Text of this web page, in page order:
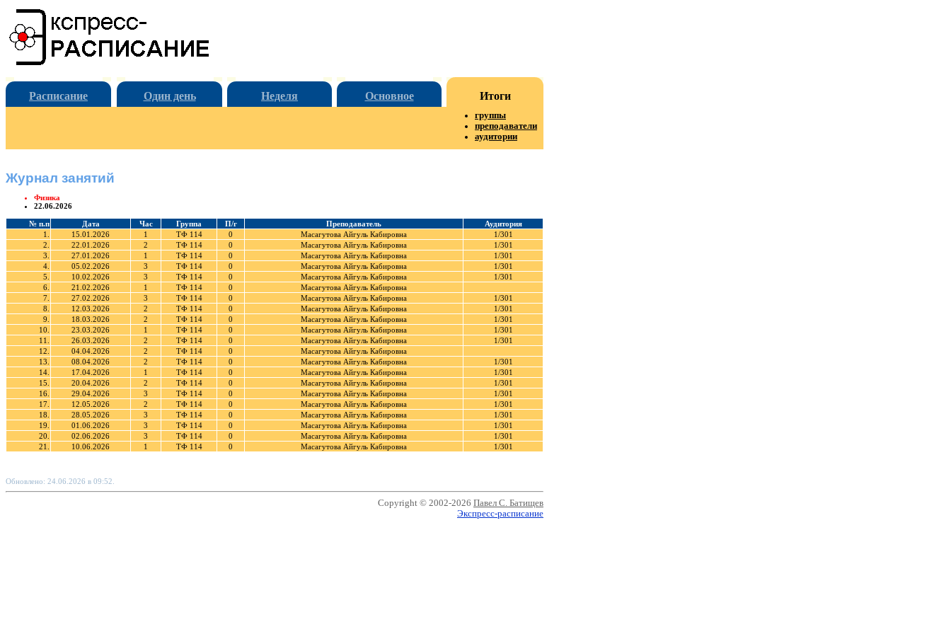
Расписание Один день Неделя Основное Итоги
группы
преподаватели
аудитории
Журнал занятий
Физика
22.06.2026
№ п.п Дата Час Группа П/г Преподаватель
Аудитория
1.
15.01.2026 1 ТФ 114 0 Масагутова Айгуль Кабировна
1/301
2.
22.01.2026 2 ТФ 114 0 Масагутова Айгуль Кабировна
1/301
3.
27.01.2026 1 ТФ 114 0 Масагутова Айгуль Кабировна
1/301
4.
05.02.2026 3 ТФ 114 0 Масагутова Айгуль Кабировна
1/301
5.
10.02.2026 3 ТФ 114 0 Масагутова Айгуль Кабировна
1/301
6.
21.02.2026 1 ТФ 114 0
Масагутова Айгуль Кабировна
7.
27.02.2026 3 ТФ 114 0 Масагутова Айгуль Кабировна
1/301
8.
12.03.2026 2 ТФ 114 0 Масагутова Айгуль Кабировна
1/301
9.
18.03.2026 2 ТФ 114 0 Масагутова Айгуль Кабировна
1/301
10.
23.03.2026 1 ТФ 114 0 Масагутова Айгуль Кабировна
1/301
11.
26.03.2026 2 ТФ 114 0 Масагутова Айгуль Кабировна
1/301
12.
04.04.2026 2 ТФ 114 0
Масагутова Айгуль Кабировна
13.
08.04.2026 2 ТФ 114 0 Масагутова Айгуль Кабировна
1/301
14.
17.04.2026 1 ТФ 114 0 Масагутова Айгуль Кабировна
1/301
15.
20.04.2026 2 ТФ 114 0 Масагутова Айгуль Кабировна
1/301
16.
29.04.2026 3 ТФ 114 0 Масагутова Айгуль Кабировна
1/301
17.
12.05.2026 2 ТФ 114 0 Масагутова Айгуль Кабировна
1/301
18.
28.05.2026 3 ТФ 114 0 Масагутова Айгуль Кабировна
1/301
19.
01.06.2026 3 ТФ 114 0 Масагутова Айгуль Кабировна
1/301
20.
02.06.2026 3 ТФ 114 0 Масагутова Айгуль Кабировна
1/301
21.
10.06.2026 1 ТФ 114 0 Масагутова Айгуль Кабировна 1/301
Обновлено: 24.06.2026 в 09:52.
Copyright © 2002-2026 Павел С. Батищев
Экспресс-расписание